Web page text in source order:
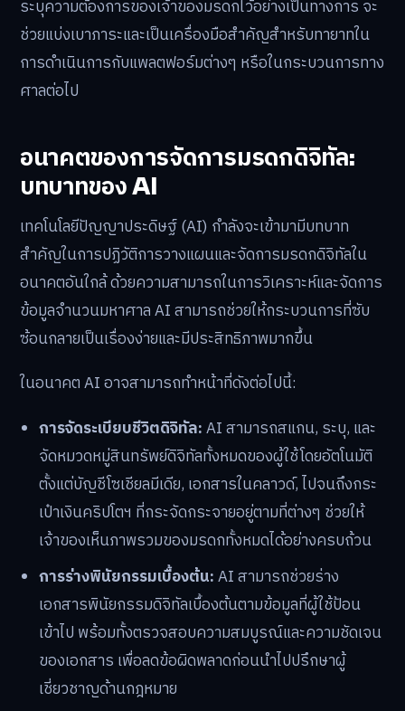
ระบุความต้องการของเจ้าของมรดกไว้อย่างเป็นทางการ จะ
ช่วยแบ่งเบาภาระและเป็นเครื่องมือสำคัญสำหรับทายาทใน
การดำเนินการกับแพลตฟอร์มต่างๆ หรือในกระบวนการทาง
ศาลต่อไป
อนาคตของการจัดการมรดกดิจิทัล:
บทบาทของ AI
เทคโนโลยีปัญญาประดิษฐ์ (AI) กำลังจะเข้ามามีบทบาท
สำคัญในการปฏิวัติการวางแผนและจัดการมรดกดิจิทัลใน
อนาคตอันใกล้ ด้วยความสามารถในการวิเคราะห์และจัดการ
ข้อมูลจำนวนมหาศาล AI สามารถช่วยให้กระบวนการที่ซับ
ซ้อนกลายเป็นเรื่องง่ายและมีประสิทธิภาพมากขึ้น
ในอนาคต AI อาจสามารถทำหน้าที่ดังต่อไปนี้:
การจัดระเบียบชีวิตดิจิทัล:AI สามารถสแกน, ระบุ, และ
จัดหมวดหมู่สินทรัพย์ดิจิทัลทั้งหมดของผู้ใช้โดยอัตโนมัติ
ตั้งแต่บัญชีโซเชียลมีเดีย, เอกสารในคลาวด์, ไปจนถึงกระ
เป๋าเงินคริปโตฯ ที่กระจัดกระจายอยู่ตามที่ต่างๆ ช่วยให้
เจ้าของเห็นภาพรวมของมรดกทั้งหมดได้อย่างครบถ้วน
การร่างพินัยกรรมเบื้องต้น:AI สามารถช่วยร่าง
เอกสารพินัยกรรมดิจิทัลเบื้องต้นตามข้อมูลที่ผู้ใช้ป้อน
เข้าไป พร้อมทั้งตรวจสอบความสมบูรณ์และความชัดเจน
ของเอกสาร เพื่อลดข้อผิดพลาดก่อนนำไปปรึกษาผู้
เชี่ยวชาญด้านกฎหมาย